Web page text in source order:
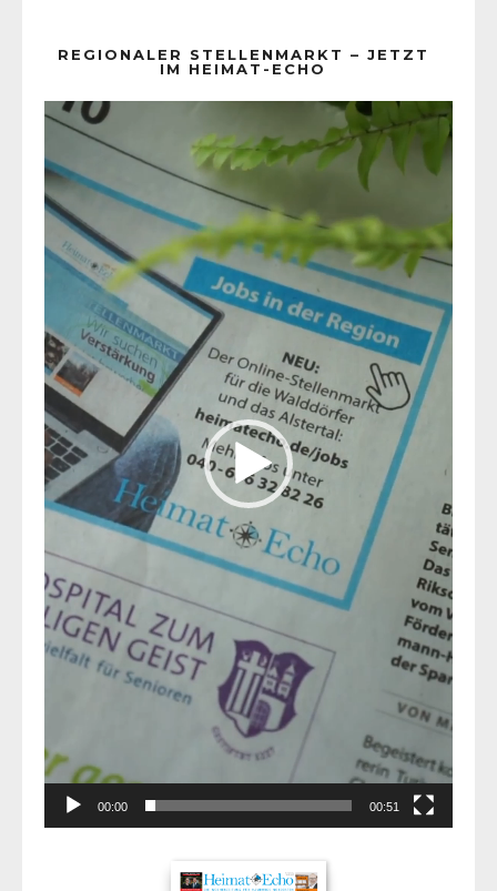
REGIONALER STELLENMARKT – JETZT
IM HEIMAT-ECHO
Player
00:00 00:51